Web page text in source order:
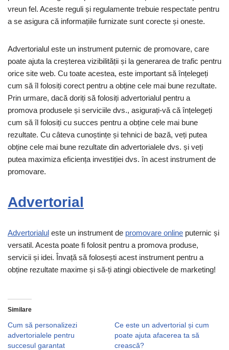
vreun fel. Aceste reguli și regulamente trebuie respectate pentru
a se asigura că informațiile furnizate sunt corecte și oneste.
Advertorialul este un instrument puternic de promovare, care
poate ajuta la creșterea vizibilității și la generarea de trafic pentru
orice site web. Cu toate acestea, este important să înțelegeți
cum să îl folosiți corect pentru a obține cele mai bune rezultate.
Prin urmare, dacă doriți să folosiți advertorialul pentru a
promova produsele și serviciile dvs., asigurați-vă că înțelegeți
cum să îl folosiți cu succes pentru a obține cele mai bune
rezultate. Cu câteva cunoștințe și tehnici de bază, veți putea
obține cele mai bune rezultate din advertorialele dvs. și veți
putea maximiza eficiența investiției dvs. în acest instrument de
promovare.
Advertorial
Advertorialul este un instrument de promovare online puternic și
versatil. Acesta poate fi folosit pentru a promova produse,
servicii și idei. Învață să folosești acest instrument pentru a
obține rezultate maxime și să-ți atingi obiectivele de marketing!
Similare
Cum să personalizezi
advertorialele pentru
succesul garantat
Ce este un advertorial și cum
poate ajuta afacerea ta să
crească?